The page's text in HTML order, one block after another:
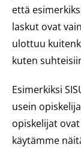
että
laskut ovat
ulottuu
kuten
Esimerkiksi
usein
opiskelijat
käytämme